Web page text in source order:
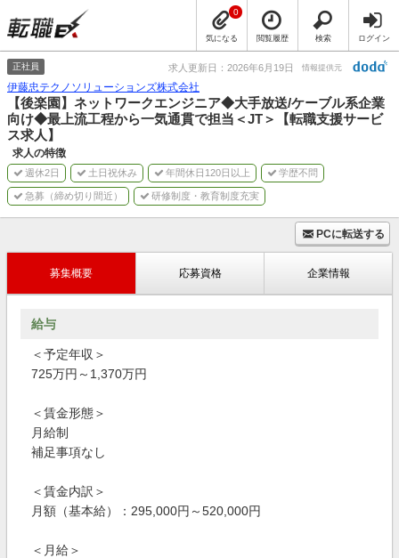
気になる
0
閲覧履歴 検索 ログイン
正社員 求人更新日：2026年6月19日 情報提供元
伊藤忠テクノソリューションズ株式会社
【後楽園】ネットワークエンジニア◆大手放送/ケーブル系企業
向け◆最上流工程から一気通貫で担当＜JT＞【転職支援サービ
ス求人】
求人の特徴
週休2日 土日祝休み 年間休日120日以上 学歴不問
急募（締め切り間近） 研修制度・教育制度充実
PCに転送する
募集概要 応募資格 企業情報
給与
＜予定年収＞
725万円～1,370万円
＜賃金形態＞
月給制
補足事項なし
＜賃金内訳＞
月額（基本給）：295,000円～520,000円
＜月給＞